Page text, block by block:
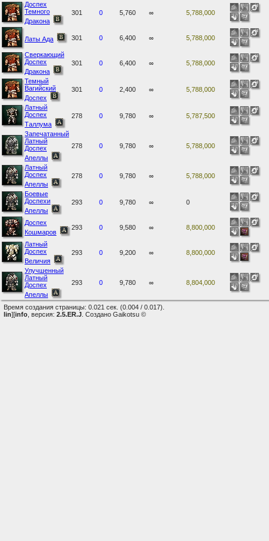
Доспех
Темного
Дракона
301 0 5,760 ∞ 5,788,000
Латы Ада 301 0 6,400 ∞ 5,788,000
Сверкающий
Доспех
Дракона
301 0 6,400 ∞ 5,788,000
Темный
Вагийский
Доспех
301 0 2,400 ∞ 5,788,000
Латный
Доспех
Таллума
278 0 9,780 ∞ 5,787,500
Запечатанный
Латный
Доспех
Апеллы
278 0 9,780 ∞ 5,788,000
Латный
Доспех
Апеллы
278 0 9,780 ∞ 5,788,000
Боевые
Доспехи
Апеллы
293 0 9,780 ∞ 0
Доспех
Кошмаров
293 0 9,580 ∞ 8,800,000
Латный
Доспех
Величия
293 0 9,200 ∞ 8,800,000
Улучшенный
Латный
Доспех
Апеллы
293 0 9,780 ∞ 8,804,000
Время создания страницы: 0.021 сек. (0.004 / 0.017).
lin][info , версия: 2.5.ER.J . Создано Gaikotsu ©